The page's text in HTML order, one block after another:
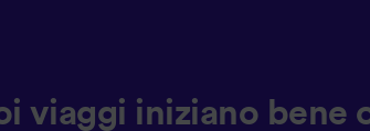
viaggi iniziano bene